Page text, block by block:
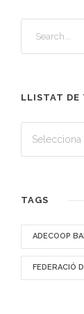
LLISTAT DE
TAGS
ADECOOP
FEDERACIÓ